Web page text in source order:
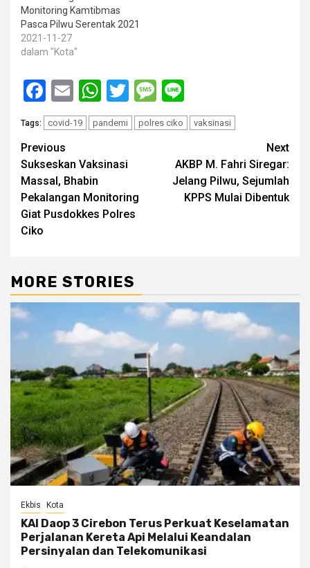
Monitoring Kamtibmas
Pasca Pilwu Serentak 2021
2021-11-27
dalam "Kota"
Facebook
EmailWhatsApp
TwitterMessage
Tags: covid-19 pandemi polres ciko vaksinasi
Post
navigation
Previous
Sukseskan Vaksinasi
Massal, Bhabin
Pekalangan Monitoring
Giat Pusdokkes Polres
Ciko
Next
AKBP M. Fahri Siregar:
Jelang Pilwu, Sejumlah
KPPS Mulai Dibentuk
MORE STORIES
Ekbis Kota
KAI Daop 3 Cirebon Terus Perkuat Keselamatan
Perjalanan Kereta Api Melalui Keandalan
Persinyalan dan Telekomunikasi